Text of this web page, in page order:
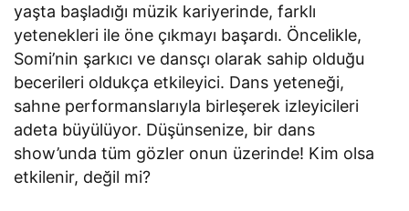
yaşta başladığı müzik kariyerinde, farklı
yetenekleri ile öne çıkmayı başardı. Öncelikle,
Somi’nin şarkıcı ve dansçı olarak sahip olduğu
becerileri oldukça etkileyici. Dans yeteneği,
sahne performanslarıyla birleşerek izleyicileri
adeta büyülüyor. Düşünsenize, bir dans
show’unda tüm gözler onun üzerinde! Kim olsa
etkilenir, değil mi?